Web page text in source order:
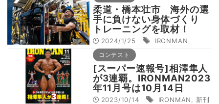
柔道・橋本壮市 海外の選
手に負けない身体づくり
トレーニングを取材！
2024/1/25 IRONMAN
コンテスト
[スーパー速報号]相澤隼人
が3連覇。IRONMAN2023
年11月号は10月14日
（土）発売
2023/10/14 IRONMAN
新刊